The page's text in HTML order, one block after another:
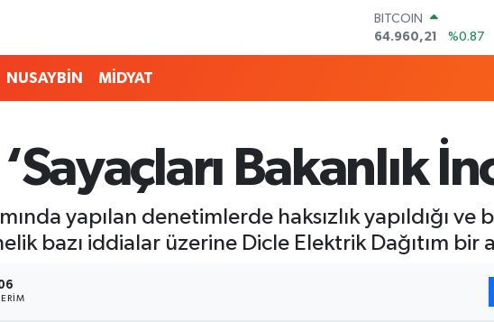
BITCOIN
64.960,21
%0.87
%0.38
GRAM ALTIN
6648.99
13.779
%-14
NUSAYBİN MİDYAT
Bakanlık
yapılan denetimlerde haksızlık yapıldığı ve
bazı iddialar üzerine Dicle Elektrik Dağıtım bir